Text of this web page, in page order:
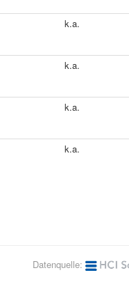
k.a.
k.a.
k.a.
k.a.
Datenquelle: